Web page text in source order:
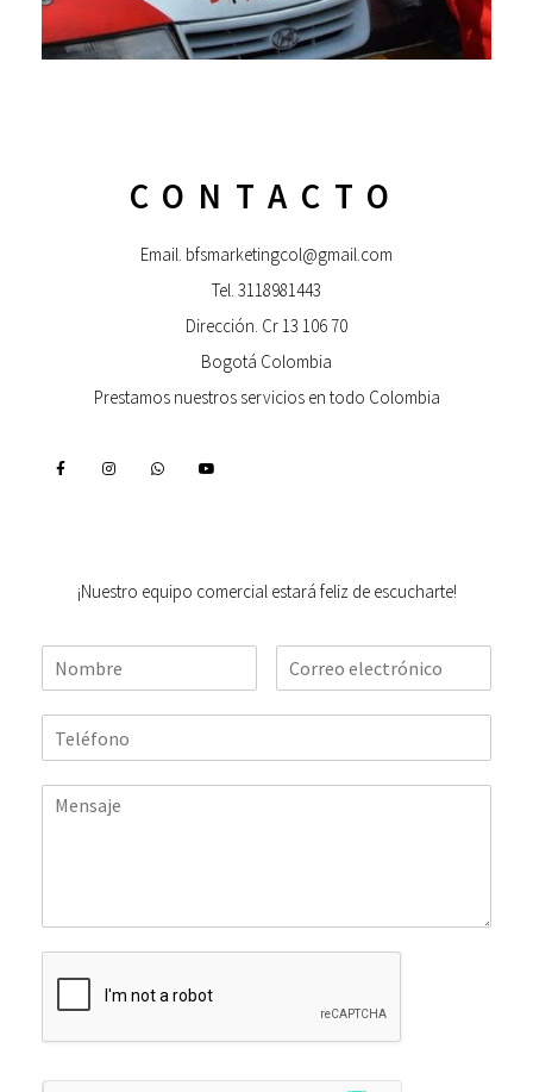
CONTACTO
Email. bfsmarketingcol@gmail.com
Tel. 3118981443
Dirección. Cr 13 106 70
Bogotá Colombia
Prestamos nuestros servicios en todo Colombia
¡Nuestro equipo comercial estará feliz de escucharte!